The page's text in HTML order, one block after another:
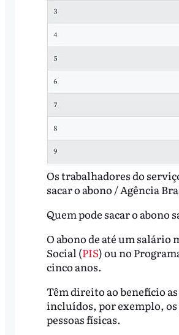
Os trabalhadores do
sacar o abono / Agência
Quem pode sacar o abono
O abono de até um
Social (PIS) ou no
cinco anos.
Têm direito ao benefício
incluídos, por exemplo, os
pessoas físicas.